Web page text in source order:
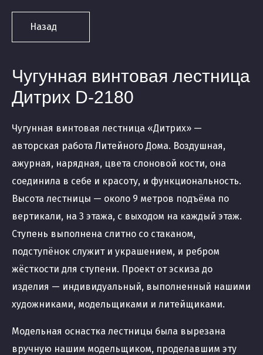
Назад
Чугунная винтовая лестница
Дитрих D-2180
Чугунная винтовая лестница «Дитрих» —
авторская работа Литейного Дома. Воздушная,
ажурная, нарядная, цвета слоновой кости, она
соединила в себе и красоту, и функциональность.
Высота лестницы — около 9 метров подъёма по
вертикали, на 3 этажа, с выходом на каждый этаж.
Ступень выполнена слитно со стаканом,
подступёнок служит и украшением, и ребром
жёсткости для ступени. Проект от эскиза до
изделия — индивидуальный, выполненный нашими
художниками, модельщиками и литейщиками.
Модельная оснастка лестницы была вырезана
вручную нашим модельщиком, проделавшим эту